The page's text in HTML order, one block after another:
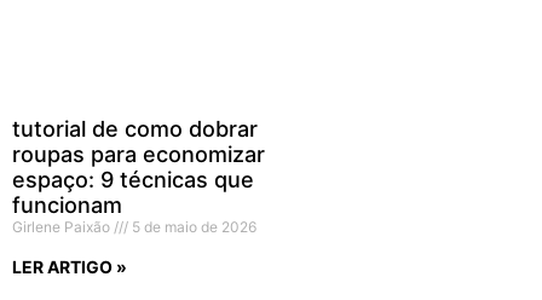
tutorial de como dobrar
roupas para economizar
espaço: 9 técnicas que
funcionam
Girlene Paixão 5 de maio de 2026
LER ARTIGO »